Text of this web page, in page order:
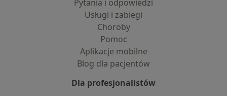
Pytania i odpowiedzi
Usługi i zabiegi
Choroby
Pomoc
Aplikacje mobilne
Blog dla pacjentów
Dla profesjonalistów